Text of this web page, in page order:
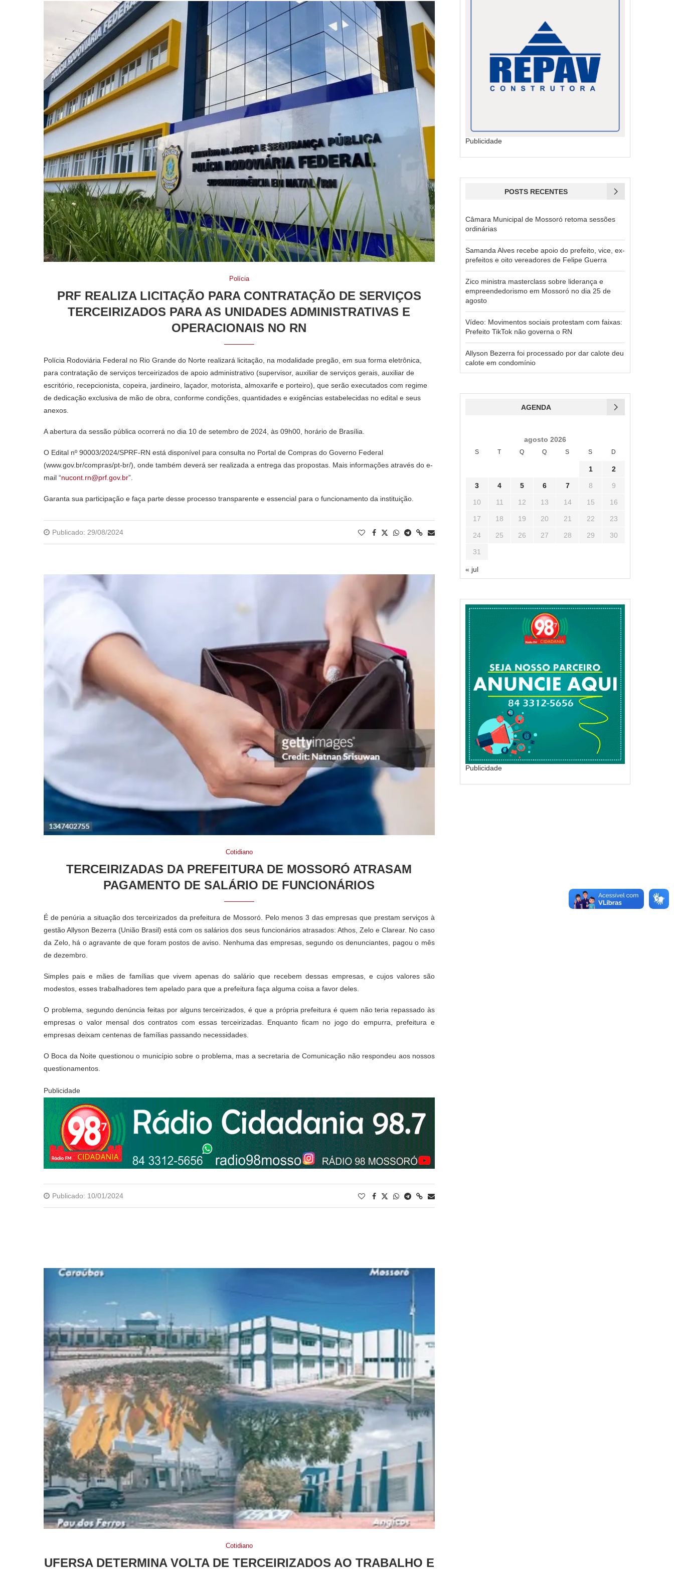
Polícia
PRF REALIZA LICITAÇÃO PARA CONTRATAÇÃO DE SERVIÇOS
TERCEIRIZADOS PARA AS UNIDADES ADMINISTRATIVAS E
OPERACIONAIS NO RN
Polícia Rodoviária Federal no Rio Grande do Norte realizará licitação, na modalidade pregão, em sua forma eletrônica,
para contratação de serviços terceirizados de apoio administrativo (supervisor, auxiliar de serviços gerais, auxiliar de
escritório, recepcionista, copeira, jardineiro, laçador, motorista, almoxarife e porteiro), que serão executados com regime
de dedicação exclusiva de mão de obra, conforme condições, quantidades e exigências estabelecidas no edital e seus
anexos.
A abertura da sessão pública ocorrerá no dia 10 de setembro de 2024, às 09h00, horário de Brasília.
O Edital nº 90003/2024/SPRF-RN está disponível para consulta no Portal de Compras do Governo Federal
(www.gov.br/compras/pt-br/), onde também deverá ser realizada a entrega das propostas. Mais informações através do e-
mail “nucont.rn@prf.gov.br”.
Garanta sua participação e faça parte desse processo transparente e essencial para o funcionamento da instituição.
Publicado: 29/08/2024
Cotidiano
TERCEIRIZADAS DA PREFEITURA DE MOSSORÓ ATRASAM
PAGAMENTO DE SALÁRIO DE FUNCIONÁRIOS
É de penúria a situação dos terceirizados da prefeitura de Mossoró. Pelo menos 3 das empresas que prestam serviços à
gestão Allyson Bezerra (União Brasil) está com os salários dos seus funcionários atrasados: Athos, Zelo e Clarear. No caso
da Zelo, há o agravante de que foram postos de aviso. Nenhuma das empresas, segundo os denunciantes, pagou o mês
de dezembro.
Simples pais e mães de famílias que vivem apenas do salário que recebem dessas empresas, e cujos valores são
modestos, esses trabalhadores tem apelado para que a prefeitura faça alguma coisa a favor deles.
O problema, segundo denúncia feitas por alguns terceirizados, é que a própria prefeitura é quem não teria repassado às
empresas o valor mensal dos contratos com essas terceirizadas. Enquanto ficam no jogo do empurra, prefeitura e
empresas deixam centenas de famílias passando necessidades.
O Boca da Noite questionou o município sobre o problema, mas a secretaria de Comunicação não respondeu aos nossos
questionamentos.
Publicidade
Publicado: 10/01/2024
Cotidiano
UFERSA DETERMINA VOLTA DE TERCEIRIZADOS AO TRABALHO E
Publicidade
POSTS RECENTES
Câmara Municipal de Mossoró retoma sessões
ordinárias
Samanda Alves recebe apoio do prefeito, vice, ex-
prefeitos e oito vereadores de Felipe Guerra
Zico ministra masterclass sobre liderança e
empreendedorismo em Mossoró no dia 25 de
agosto
Vídeo: Movimentos sociais protestam com faixas:
Prefeito TikTok não governa o RN
Allyson Bezerra foi processado por dar calote deu
calote em condomínio
AGENDA
agosto 2026
S T Q Q S S D
1 2
3 4 5 6 7 8 9
10 11 12 13 14 15 16
17 18 19 20 21 22 23
24 25 26 27 28 29 30
31
« jul
Publicidade